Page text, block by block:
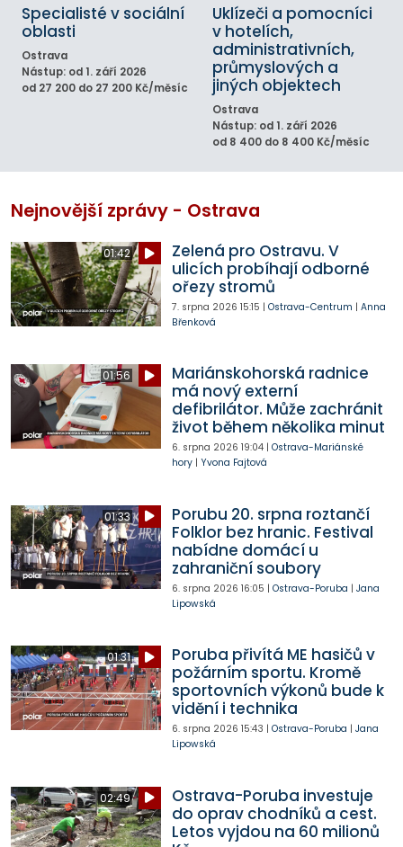
Specialisté v sociální
oblasti
Ostrava
Nástup: od 1. září 2026
od 27 200 do 27 200 Kč/měsíc
Uklízeči a pomocníci
v hotelích,
administrativních,
průmyslových a
jiných objektech
Ostrava
Nástup: od 1. září 2026
od 8 400 do 8 400 Kč/měsíc
Nejnovější zprávy - Ostrava
01:42
Zelená pro Ostravu. V
ulicích probíhají odborné
ořezy stromů
7. srpna 2026 15:15 | Ostrava-Centrum | Anna
Břenková
01:56
Mariánskohorská radnice
má nový externí
defibrilátor. Může zachránit
život během několika minut
6. srpna 2026 19:04| Ostrava-Mariánské
hory| Yvona Fajtová
01:33
Porubu 20. srpna roztančí
Folklor bez hranic. Festival
nabídne domácí u
zahraniční soubory
6. srpna 2026 16:05 | Ostrava-Poruba | Jana
Lipowská
01:31
Poruba přivítá ME hasičů v
požárním sportu. Kromě
sportovních výkonů bude k
vidění i technika
6. srpna 2026 15:43 | Ostrava-Poruba | Jana
Lipowská
02:49
Ostrava-Poruba investuje
do oprav chodníků a cest.
Letos vyjdou na 60 milionů